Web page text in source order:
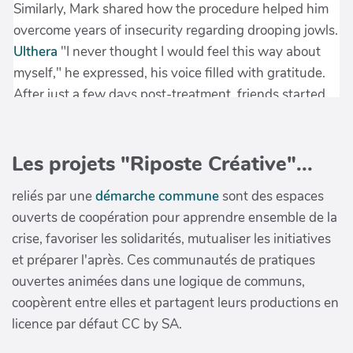
Les projets "Riposte Créative"...
reliés par unedémarche communesont des espaces
ouverts de coopération pour apprendre ensemble de la
crise, favoriser les solidarités, mutualiser les initiatives
et préparer l'après. Ces communautés de pratiques
ouvertes animées dans une logique de communs,
coopèrent entre elles et partagent leurs productions en
licence par défaut CC by SA.